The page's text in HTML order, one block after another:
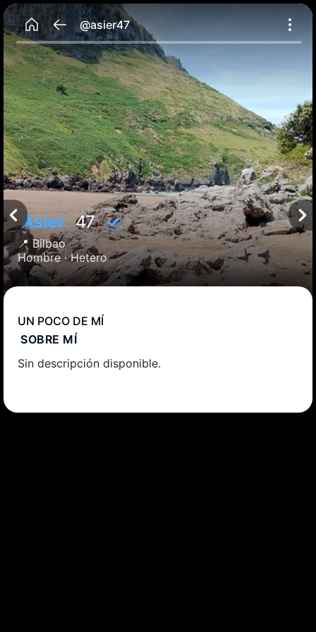
@asier47
Asier47✓
📍Bilbao
Hombre ·Hetero
UN POCO DE MÍ
SOBRE MÍ
Sin descripción disponible.